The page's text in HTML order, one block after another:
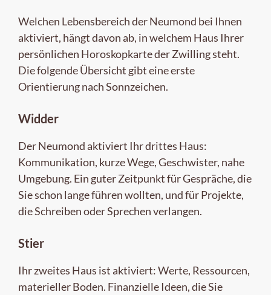
Welchen Lebensbereich der Neumond bei Ihnen
aktiviert, hängt davon ab, in welchem Haus Ihrer
persönlichen Horoskopkarte der Zwilling steht.
Die folgende Übersicht gibt eine erste
Orientierung nach Sonnzeichen.
Widder
Der Neumond aktiviert Ihr drittes Haus:
Kommunikation, kurze Wege, Geschwister, nahe
Umgebung. Ein guter Zeitpunkt für Gespräche, die
Sie schon lange führen wollten, und für Projekte,
die Schreiben oder Sprechen verlangen.
Stier
Ihr zweites Haus ist aktiviert: Werte, Ressourcen,
materieller Boden. Finanzielle Ideen, die Sie